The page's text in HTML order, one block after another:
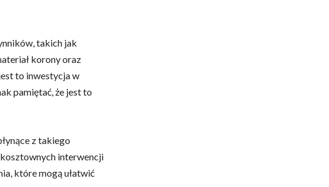
takich jak
korony oraz
to inwestycja w
pamiętać, że jest to
z takiego
interwencji
które mogą ułatwić